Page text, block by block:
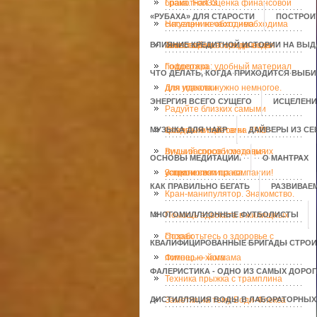
«РУБАХА» ДЛЯ СТАРОСТИ
ВЛИЯНИЕ КРЕДИТНОЙ ИСТОРИИ НА
ЧТО ДЕЛАТЬ, КОГДА ПРИХОДИТСЯ
ЭНЕРГИЯ ВСЕГО СУЩЕГО
МУЗЫКА ДЛЯ ЧАКР ДАЙВЕРЫ ИЗ
ОСНОВЫ МЕДИТАЦИИ. О МАНТРАХ
КАК ПРАВИЛЬНО БЕГАТЬ
МНОГОМИЛЛИОННЫЕ ФУТБОЛИСТЫ
КВАЛИФИЦИРОВАННЫЕ БРИГАДЫ
ФАЛЕРИСТИКА - ОДНО ИЗ САМЫХ
ДИСТИЛЛЯЦИЯ ВОДЫ В
брака. Fort33.
Грамотная оценка финансовой
ситуации необходима
инвесторам
Населению часто необходима
качественная юридическая
поддержка
Тепловой насос вода вода
Гофротара: удобный материал
для упаковки
Для идеала нужно немногое.
Радуйте близких самыми
красивыми цветами
Создание сайтов на КМВ -
лучший способ создания
успешного лица компании!
Виды засоров и методы их
устранения
Защити свои права.
Кран-манипулятор. Знакомство.
Помощь адвоката в жилищных
спорах
Позаботьтесь о здоровье с
помощью хаммама
Фитнес — йога
Техника прыжка с трамплина
Заметки на тему Боди-Флекса